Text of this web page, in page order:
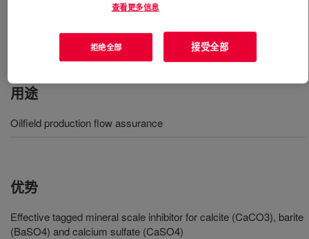
designed specifically to provide an easy-to-use and
affordable method for available polymer determination in
oilfield applications.
用途
Oilfield production flow assurance
优势
Effective tagged mineral scale inhibitor for calcite (CaCO3), barite
(BaSO4) and calcium sulfate (CaSO4)
查看更多信息
拒绝全部 接受全部